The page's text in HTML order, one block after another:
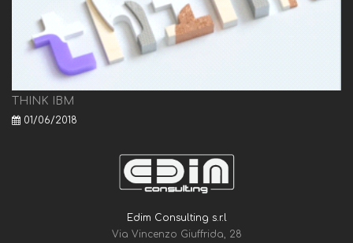
THINK IBM
01/06/2018
Edim Consulting s.r.l
Via Vincenzo Giuffrida, 28